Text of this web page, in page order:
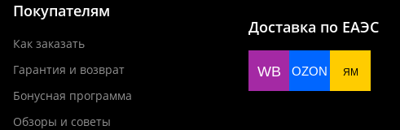
Покупателям
Как заказать
Гарантия и возврат
Бонусная программа
Обзоры и советы
Доставка по ЕАЭС
WB OZON ЯМ